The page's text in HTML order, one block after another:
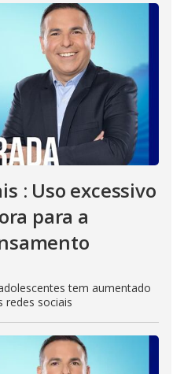
: Uso excessivo
para a
tem aumentado
sociais